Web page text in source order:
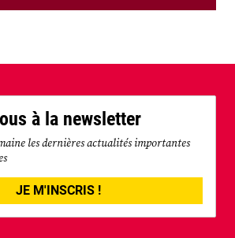
à la newsletter
les dernières actualités importantes
JE M'INSCRIS !